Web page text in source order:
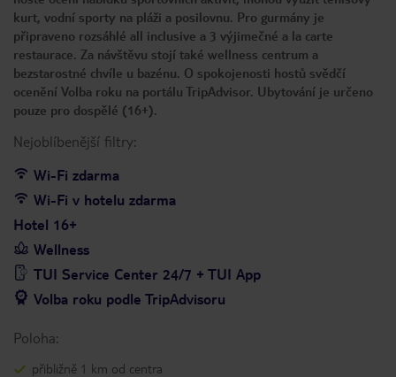
kurt, vodní sporty na pláži a posilovnu. Pro gurmány je
připraveno rozsáhlé all inclusive a 3 výjimečné a la carte
restaurace. Za návštěvu stojí také wellness centrum a
bezstarostné chvíle u bazénu. O spokojenosti hostů svědčí
ocenění Volba roku na portálu TripAdvisor. Ubytování je určeno
pouze pro dospělé (16+).
Nejoblíbenější filtry:
Wi-Fi zdarma
Wi-Fi v hotelu zdarma
Hotel 16+
Wellness
TUI Service Center 24/7 + TUI App
Volba roku podle TripAdvisoru
Poloha:
přibližně 1 km od centra